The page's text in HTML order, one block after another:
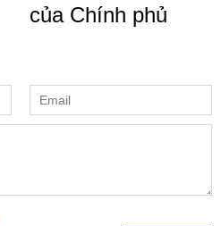
của Chính phủ